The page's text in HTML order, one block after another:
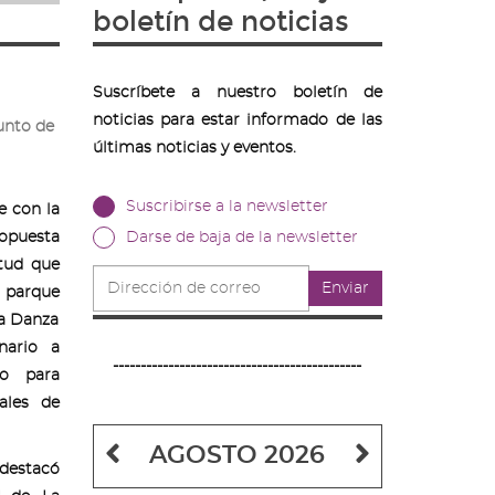
de
con la
que
parque
Danza
a
para
de
boletín de noticias
Suscríbete a nuestro boletín de
noticias para estar informado de las
últimas noticias y eventos.
Suscribirse a la newsletter
Darse de baja de la newsletter
de
correo
Enviar
---------------------------------------------
Mes
anterior
Mes
siguiente
AGOSTO 2026